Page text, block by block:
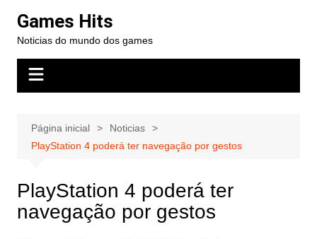
para
conteúdo
Games Hits
Noticias do mundo dos games
Página inicial
Noticias
PlayStation 4 poderá ter navegação por gestos
PlayStation 4 poderá ter
navegação por gestos